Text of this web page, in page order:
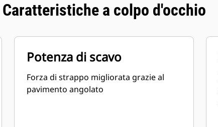
Caratteristiche a colpo d'occhio
Potenza di scavo
Forza di strappo migliorata grazie al
pavimento angolato